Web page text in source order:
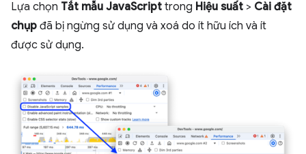
Lựa chọn Tắt mẫu JavaScript trong Hiệu suất > Cài đặt
chụp đã bị ngừng sử dụng và xoá do ít hữu ích và ít
được sử dụng.